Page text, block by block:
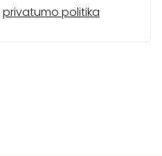
privatumo politika